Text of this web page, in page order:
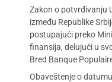
Zakon o potvrđivanju
između Republike
postupajući preko
finansija, delujući u
Bred Banque
Obaveštenje o